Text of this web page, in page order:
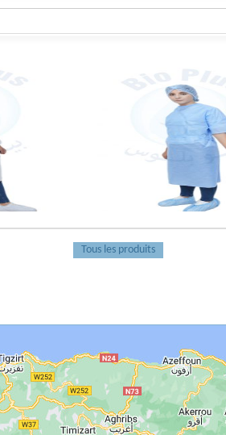
Kit patient
Tous les produits